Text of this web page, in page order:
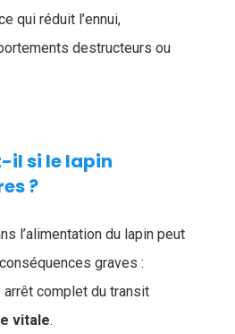
qui réduit l’ennui,
destructeurs ou
il si le lapin
?
l’alimentation du lapin peut
graves :
arrêt complet du transit
vitale.